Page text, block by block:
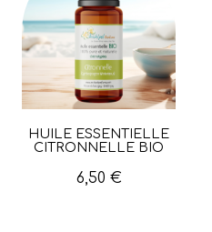
Aperçu rapide
HUILE ESSENTIELLE
CITRONNELLE BIO
6,50 €